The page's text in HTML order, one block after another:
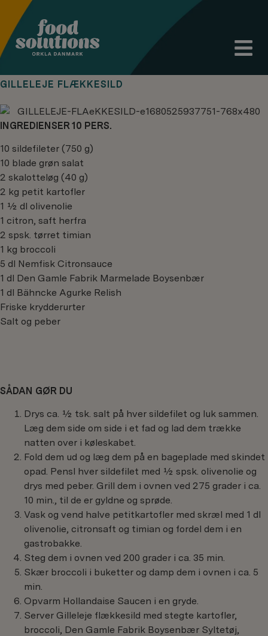
GILLELEJE FLÆKKESILD
INGREDIENSER 10 PERS.
10 sildefileter (750 g)
10 blade grøn salat
2 skalotteløg (40 g)
2 kg petit kartofler
1 ½ dl olivenolie
1 citron, saft herfra
2 spsk. tørret timian
1 kg broccoli
5 dl Nemfisk Citronsauce
1 dl Den Gamle Fabrik Marmelade Boysenbær
1 dl Bähncke Agurke Relish
Friske krydderurter
Salt og peber
SÅDAN GØR DU
Drys ca. ½ tsk. salt på hver sildefilet og luk sammen.
Læg dem side om side i et fad og lad dem trække
natten over i køleskabet.
Fold dem ud og læg dem på en bageplade med skindet
opad. Pensl hver sildefilet med ½ spsk. olivenolie og
drys med peber. Grill dem i ovnen ved 275 grader i ca.
10 min., til de er gyldne og sprøde.
Vask og vend halve petitkartofler med skræl med 1 dl
olivenolie, citronsaft og timian og fordel dem i en
gastrobakke.
Steg dem i ovnen ved 200 grader i ca. 35 min.
Skær broccoli i buketter og damp dem i ovnen i ca. 5
min.
Opvarm Hollandaise Saucen i en gryde.
Server Gilleleje flækkesild med stegte kartofler,
broccoli, Den Gamle Fabrik Boysenbær Syltetøj,